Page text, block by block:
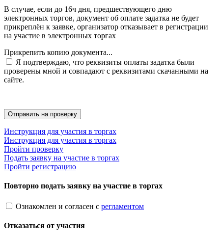
В случае, если до 16ч дня, предшествующего дню
электронных торгов, документ об оплате задатка не будет
прикреплён к заявке, организатор отказывает в регистрации
на участие в электронных торгах
Прикрепить копию документа...
Я подтверждаю, что реквизиты оплаты задатка были
проверены мной и совпадают с реквизитами скачанными на
сайте.
Инструкция для участия в торгах
Инструкция для участия в торгах
Пройти проверку
Подать заявку на участие в торгах
Пройти регистрацию
Повторно подать заявку на участие в торгах
Ознакомлен и согласен с регламентом
Отказаться от участия